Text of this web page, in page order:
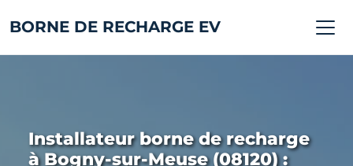
BORNE DE RECHARGE EV
Installateur borne de recharge
à Bogny-sur-Meuse (08120) :